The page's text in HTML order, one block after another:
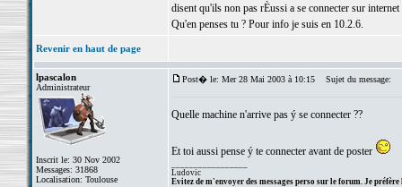
disent qu'ils non pas rÈussi a se connecter sur
Qu'en penses tu ? Pour info je suis en 10.2.6.
Revenir en haut de page
lpascalon
Administrateur
Inscrit le: 30 Nov 2002
Messages: 31868
Localisation: Toulouse
Post� le: Mer 28 Mai 2003 à 10:15 Sujet du message:
Quelle machine n'arrive pas ý se connecter ??
Et toi aussi pense ý te connecter avant de poster
Ludovic
Evitez de m'envoyer des messages perso sur le forum. Je préfère